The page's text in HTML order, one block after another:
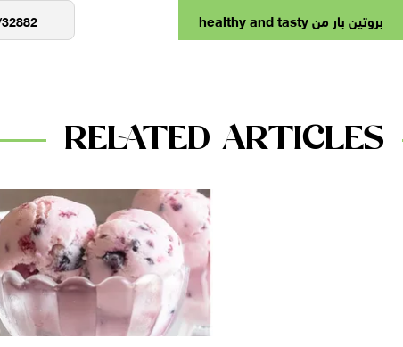
بروتين بار من healthy and tasty
RELATED ARTICLES